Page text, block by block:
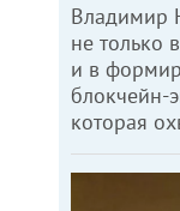
Владимир
не только
и в
блокчейн-
которая